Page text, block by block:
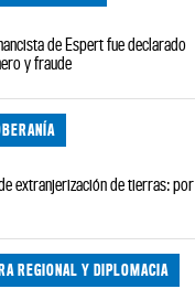
de Espert fue declarado
y fraude
de extranjerización de tierras: por
REGIONAL Y DIPLOMACIA